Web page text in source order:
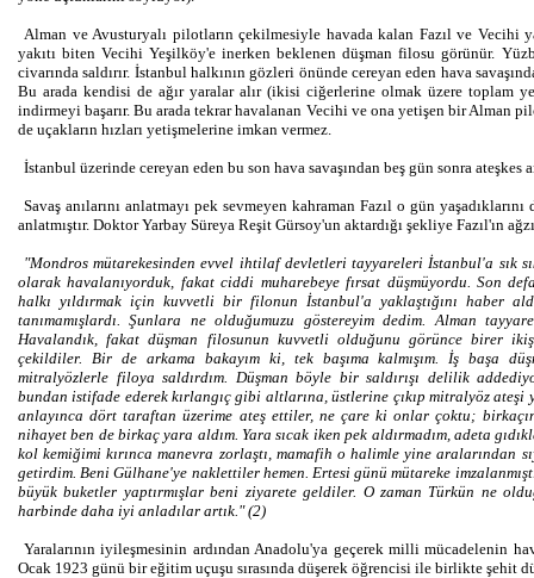
Alman ve Avusturyalı pilotların çekilmesiyle havada kalan Fazıl ve
yakıtı biten Vecihi Yeşilköy'e inerken beklenen düşman filosu görünür.
civarında saldırır. İstanbul halkının gözleri önünde cereyan eden hava
Bu arada kendisi de ağır yaralar alır (ikisi ciğerlerine olmak üzere toplam
indirmeyi başarır. Bu arada tekrar havalanan Vecihi ve ona yetişen bir Alman
de uçakların hızları yetişmelerine imkan vermez.
İstanbul üzerinde cereyan eden bu son hava savaşından beş gün sonra ateşkes
Savaş anılarını anlatmayı pek sevmeyen kahraman Fazıl o gün
anlatmıştır. Doktor Yarbay Süreya Reşit Gürsoy'un aktardığı şekliye Fazıl'ın
"Mondros mütarekesinden evvel ihtilaf devletleri tayyareleri İstanbul'a sık
olarak havalanıyorduk, fakat ciddi muharebeye fırsat düşmüyordu. Son
halkı yıldırmak için kuvvetli bir filonun İstanbul'a yaklaştığını haber
tanımamışlardı. Şunlara ne olduğumuzu göstereyim dedim. Alman
Havalandık, fakat düşman filosunun kuvvetli olduğunu görünce birer
çekildiler. Bir de arkama bakayım ki, tek başıma kalmışım. İş başa
mitralyözlerle filoya saldırdım. Düşman böyle bir saldırışı delilik
bundan istifade ederek kırlangıç gibi altlarına, üstlerine çıkıp mitralyöz
anlayınca dört taraftan üzerime ateş ettiler, ne çare ki onlar çoktu;
nihayet ben de birkaç yara aldım. Yara sıcak iken pek aldırmadım, adeta
kol kemiğimi kırınca manevra zorlaştı, mamafih o halimle yine aralarından
getirdim. Beni Gülhane'ye naklettiler hemen. Ertesi günü mütareke
büyük buketler yaptırmışlar beni ziyarete geldiler. O zaman Türkün ne
harbinde daha iyi anladılar artık." (2)
Yaralarının iyileşmesinin ardından Anadolu'ya geçerek milli mücadelenin
Ocak 1923 günü bir eğitim uçuşu sırasında düşerek öğrencisi ile birlikte şehit